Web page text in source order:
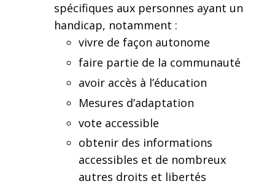
spécifiques aux personnes ayant un
handicap, notamment :
vivre de façon autonome
faire partie de la communauté
avoir accès à l’éducation
Mesures d’adaptation
vote accessible
obtenir des informations
accessibles et de nombreux
autres droits et libertés